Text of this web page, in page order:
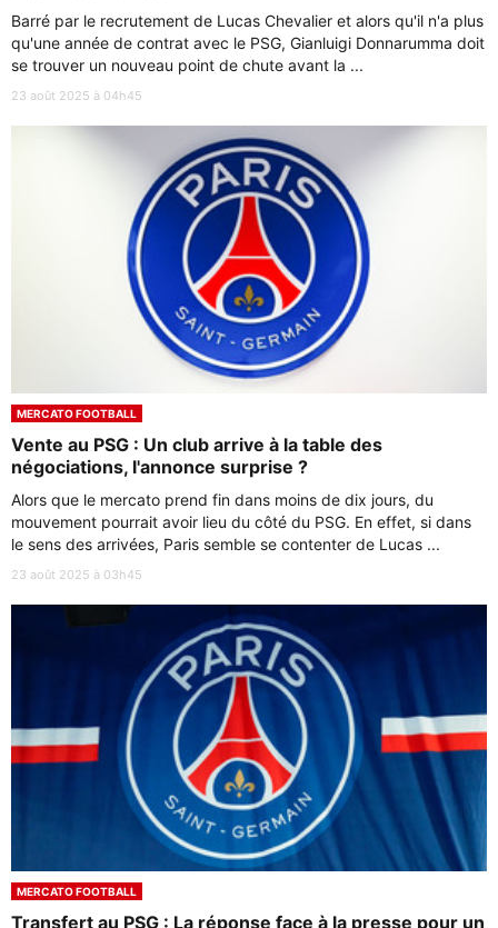
Barré par le recrutement de Lucas Chevalier et alors qu'il n'a plus
qu'une année de contrat avec le PSG, Gianluigi Donnarumma doit
se trouver un nouveau point de chute avant la ...
23 août 2025 à 04h45
MERCATO FOOTBALL
Vente au PSG : Un club arrive à la table des
négociations, l'annonce surprise ?
Alors que le mercato prend fin dans moins de dix jours, du
mouvement pourrait avoir lieu du côté du PSG. En effet, si dans
le sens des arrivées, Paris semble se contenter de Lucas ...
23 août 2025 à 03h45
MERCATO FOOTBALL
Transfert au PSG : La réponse face à la presse pour un